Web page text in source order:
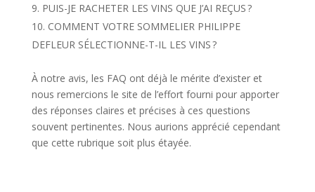
PUIS-JE RACHETER LES VINS QUE J’AI REÇUS ?
COMMENT VOTRE SOMMELIER PHILIPPE
DEFLEUR SÉLECTIONNE-T-IL LES VINS ?
À notre avis, les FAQ ont déjà le mérite d’exister et
nous remercions le site de l’effort fourni pour apporter
des réponses claires et précises à ces questions
souvent pertinentes. Nous aurions apprécié cependant
que cette rubrique soit plus étayée.